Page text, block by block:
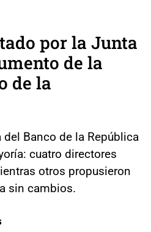
por la Junta
de la
de la
Banco de la República
cuatro directores
otros propusieron
sin cambios.